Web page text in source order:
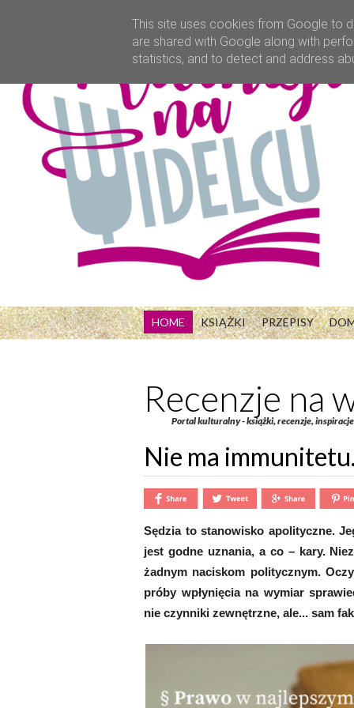
HOME KSIĄŻKI PRZEPISY
Recenzje na
Portal kulturalny - książki, recenzje,
Nie ma
Sędzia to stanowisko apolityczne.
jest godne uznania, a co – kary.
żadnym naciskom politycznym.
próby wpłynięcia na wymiar
nie czynniki zewnętrzne, ale... sam
This site uses cookies from Google to
are shared with Google along with
statistics, and to detect and address